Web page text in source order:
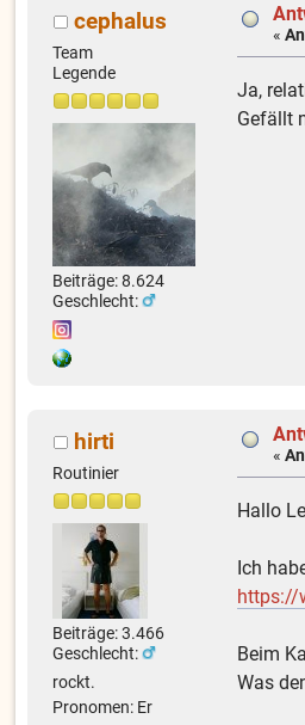
cephalus
Team
Legende
Beiträge: 8.624
Geschlecht:
«
Ja,
Gefällt
hirti
Routinier
Beiträge: 3.466
Geschlecht:
rockt.
Pronomen: Er
«
Hallo
Ich
https://
Beim
Was